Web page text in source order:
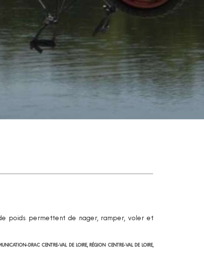
poids permettent de nager, ramper, voler et
DRAC CENTRE-VAL DE LOIRE, RÉGION CENTRE-VAL DE LOIRE,